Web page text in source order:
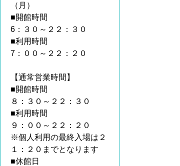
（月）
■開館時間
6：３０～２２：３０
■利用時間
7：００～２２：２０
【通常営業時間】
■開館時間
８：３０～２２：３０
■利用時間
９：００～２２：２０
※個人利用の最終入場は２
１：２０までとなります
■休館日